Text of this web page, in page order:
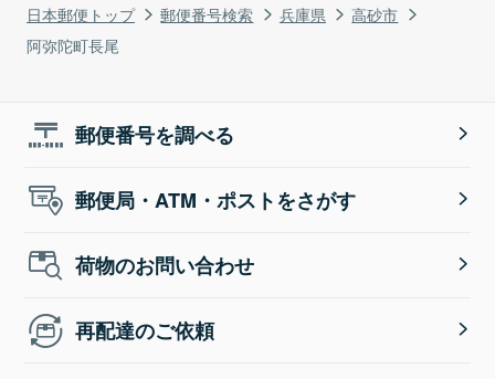
日本郵便トップ 郵便番号検索 兵庫県
高砂市
阿弥陀町長尾
郵便番号を調べる
郵便局・ATM・ポストをさがす
荷物のお問い合わせ
再配達のご依頼